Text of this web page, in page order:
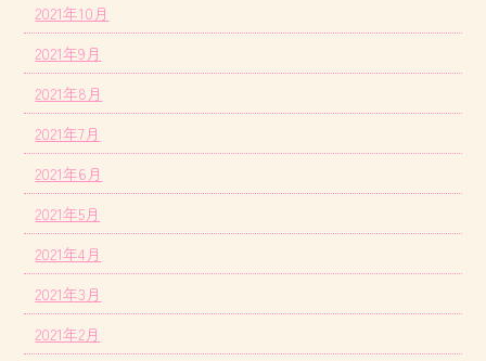
2021年10月
2021年9月
2021年8月
2021年7月
2021年6月
2021年5月
2021年4月
2021年3月
2021年2月